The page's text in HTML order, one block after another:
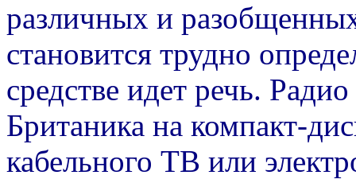
различных и
становится трудно
средстве идет речь.
Британика на компакт-
кабельного ТВ или